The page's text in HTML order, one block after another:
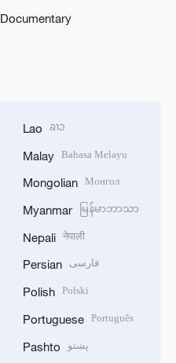
Documentary
Lao ລາວ
Malay Bahasa Melayu
Mongolian Монгол
Myanmar မြန်မာဘာသာ
Nepali नेपाली
Persian فارسی
Polish Polski
Portuguese Português
Pashto پښتو